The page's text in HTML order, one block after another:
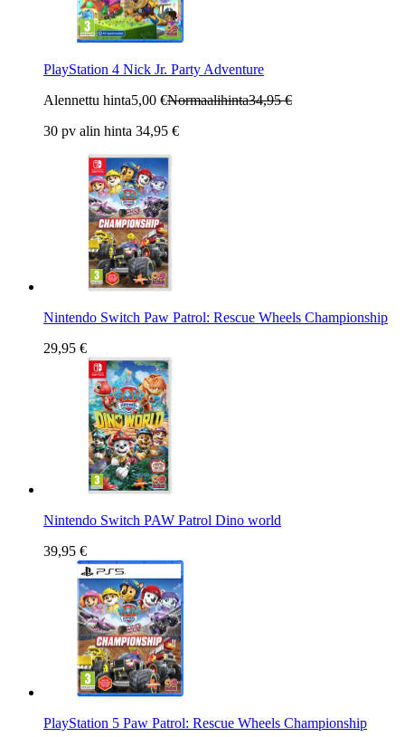
PlayStation 4 Nick Jr. Party Adventure
Alennettu hinta5,00 €Normaalihinta34,95 €
30 pv alin hinta 34,95 €
Nintendo Switch Paw Patrol: Rescue Wheels Championship
29,95 €
Nintendo Switch PAW Patrol Dino world
39,95 €
PlayStation 5 Paw Patrol: Rescue Wheels Championship